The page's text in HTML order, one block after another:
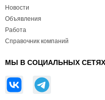
Новости
Объявления
Работа
Справочник компаний
МЫ В СОЦИАЛЬНЫХ СЕТЯХ